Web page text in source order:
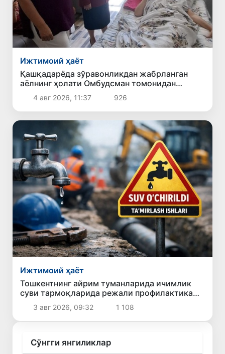
Ижтимоий ҳаёт
Қашқадарёда зўравонликдан жабрланган
аёлнинг ҳолати Омбудсман томонидан
ўрганилди
4 авг 2026, 11:37 926
Ижтимоий ҳаёт
Тошкентнинг айрим туманларида ичимлик
суви тармоқларида режали профилактика
ишлари олиб борилади
3 авг 2026, 09:32 1 108
Сўнгги янгиликлар